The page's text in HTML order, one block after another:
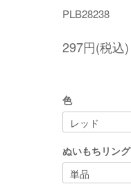
PLB28238
297円(税込)
色
ぬいもちリング